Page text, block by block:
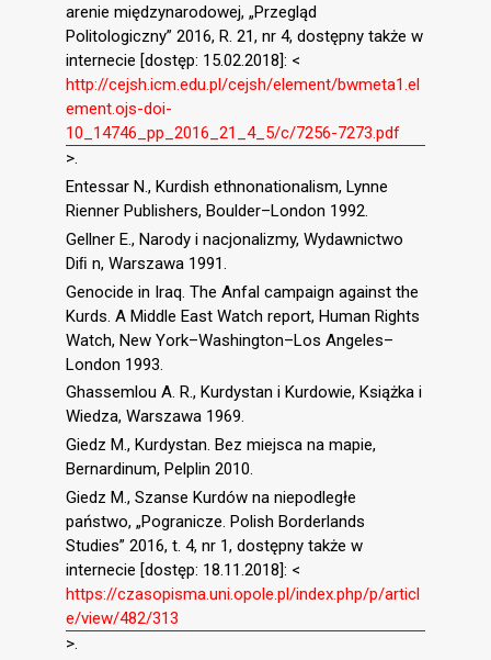
arenie międzynarodowej, „Przegląd
Politologiczny” 2016, R. 21, nr 4, dostępny także w
internecie [dostęp: 15.02.2018]: <
http://cejsh.icm.edu.pl/cejsh/element/bwmeta1.el
ement.ojs-doi-
10_14746_pp_2016_21_4_5/c/7256-7273.pdf
>.
Entessar N., Kurdish ethnonationalism, Lynne
Rienner Publishers, Boulder–London 1992.
Gellner E., Narody i nacjonalizmy, Wydawnictwo
Diﬁ n, Warszawa 1991.
Genocide in Iraq. The Anfal campaign against the
Kurds. A Middle East Watch report, Human Rights
Watch, New York–Washington–Los Angeles–
London 1993.
Ghassemlou A. R., Kurdystan i Kurdowie, Książka i
Wiedza, Warszawa 1969.
Giedz M., Kurdystan. Bez miejsca na mapie,
Bernardinum, Pelplin 2010.
Giedz M., Szanse Kurdów na niepodległe
państwo, „Pogranicze. Polish Borderlands
Studies” 2016, t. 4, nr 1, dostępny także w
internecie [dostęp: 18.11.2018]: <
https://czasopisma.uni.opole.pl/index.php/p/articl
e/view/482/313
>.